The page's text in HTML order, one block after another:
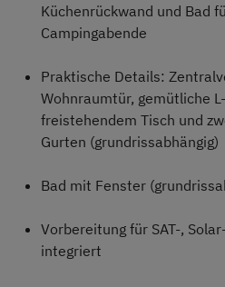
Küchenrückwand und Bad
Campingabende
Praktische Details:
Wohnraumtür, gemütliche
freistehendem Tisch und
Gurten (grundrissabhängig)
Bad mit Fenster
Vorbereitung für SAT-,
integriert